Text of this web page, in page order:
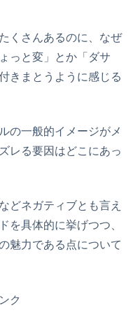
くさんあるのに、なぜ
っと変」とか「ダサ
きまとうように感じる
の一般的イメージがメ
レる要因はどこにあっ
どネガティブとも言え
を具体的に挙げつつ、
魅力である点について
ク